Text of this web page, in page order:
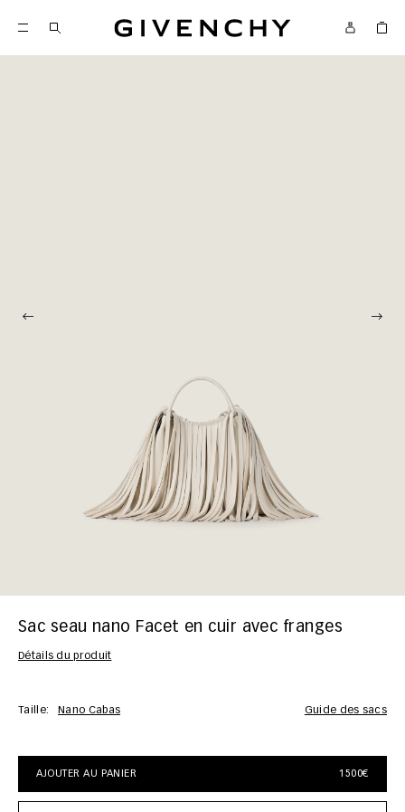
Givenchy
Sac seau nano Facet en cuir avec franges
Détails du produit
Taille: Nano Cabas Guide des sacs
AJOUTER AU PANIER 1500€